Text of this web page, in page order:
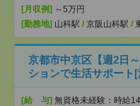
[月収例] ～5万円
[勤務地] 山科駅 / 京阪山科駅 /
京都市中京区【週2日
ションで生活サポート
[給 与] 無資格未経験：時給